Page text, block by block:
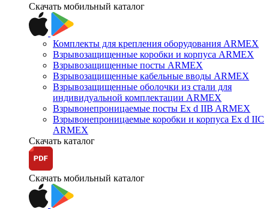
Скачать мобильный каталог
Комплекты для крепления оборудования ARMEX
Взрывозащищенные коробки и корпуса ARMEX
Взрывозащищенные посты ARMEX
Взрывозащищенные кабельные вводы ARMEX
Взрывозащищенные оболочки из стали для
индивидуальной комплектации ARMEX
Взрывонепроницаемые посты Ex d IIB ARMEX
Взрывонепроницаемые коробки и корпуса Ex d IIС
ARMEX
Скачать каталог
Скачать мобильный каталог